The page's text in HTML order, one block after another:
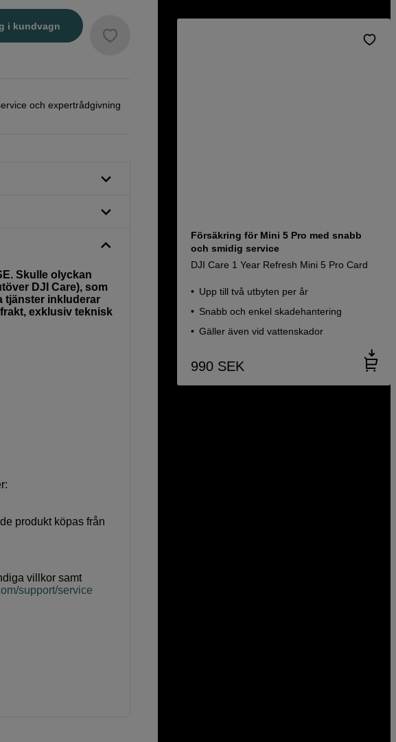
i kundvagn
och expertrådgivning
Skulle olyckan
DJI Care), som
tjänster inkluderar
exklusiv teknisk
produkt köpas från
villkor samt
support/service
Försäkring för Mini 5 Pro med snabb
och smidig service
DJI Care 1 Year Refresh Mini 5 Pro Card
Upp till två utbyten per år
Snabb och enkel skadehantering
Gäller även vid vattenskador
990 SEK